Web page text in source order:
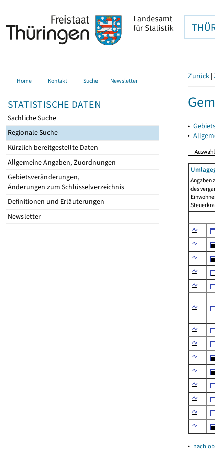
Home Kontakt Suche Newsletter
STATISTISCHE DATEN
Sachliche Suche
Regionale Suche
Kürzlich bereitgestellte Daten
Allgemeine Angaben, Zuordnungen
Gebietsveränderungen,
Änderungen zum Schlüsselverzeichnis
Definitionen und Erläuterungen
Newsletter
Zurück |
▸
▸
Angaben
des
▴ nach